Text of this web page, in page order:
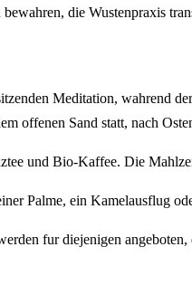
die Wustenpraxis
Meditation, wahrend
offenen Sand statt, nach
und Bio-Kaffee. Die
Palme, ein Kamelausflug
fur diejenigen